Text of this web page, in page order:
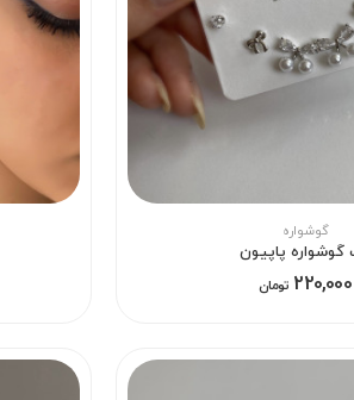
گوشواره
پاپیون
220,000 تومان